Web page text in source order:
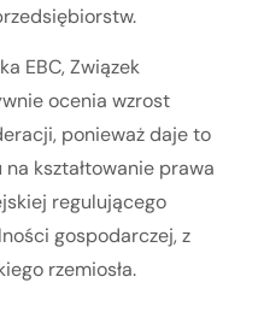
EBC, Związek
ocenia wzrost
ponieważ daje to
kształtowanie prawa
regulującego
gospodarczej, z
rzemiosła.